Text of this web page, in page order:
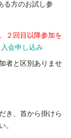
る方のお試し参
２回目以降参加を
入会申し込み
者と区別ありませ
き、首から掛けら
。